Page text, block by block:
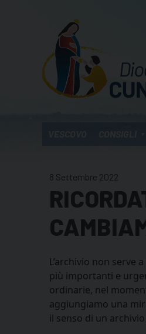
8 Settembre 2022
L’archivio non serve
più importanti e
ordinarie, nel
aggiungiamo una
il senso di un